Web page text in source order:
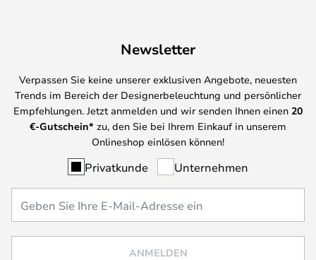
Newsletter
Verpassen Sie keine unserer exklusiven Angebote, neuesten
Trends im Bereich der Designerbeleuchtung und persönlicher
Empfehlungen. Jetzt anmelden und wir senden Ihnen einen 20
€-Gutschein* zu, den Sie bei Ihrem Einkauf in unserem
Onlineshop einlösen können!
Privatkunde Unternehmen
ANMELDEN